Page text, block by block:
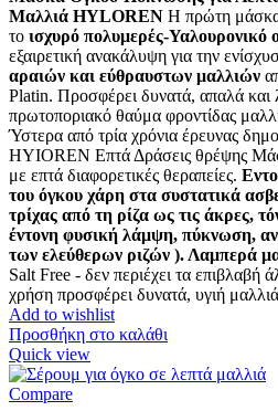
Μαλλιά HYLOREN Η πρώτη μάσκα
το ισχυρό πολυμερές-Υαλουρονικό
εξαιρετική ανακάλυψη για την
αραιών και εύθραυστων μαλλιών
Platin. Προσφέρει δυνατά, απαλά
πρωτοποριακό θαύμα φροντίδας
Ύστερα από τρία χρόνια έρευνας
HYIOREN Επτά Δράσεις θρέψης
με επτά διαφορετικές θεραπείες.
του όγκου χάρη στα συστατικά
τρίχας από τη ρίζα ως τις άκρες,
έντονη φυσική λάμψη, πύκνωση,
των ελεύθερων ριζών ). Λαμπερά
Salt Free - δεν περιέχει τα
χρήση προσφέρει δυνατά, υγιή
Add to wishlist
Προσθήκη στο καλάθι
Quick view
Compare